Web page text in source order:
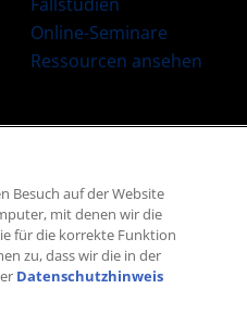
Fallstudien
Online-Seminare
Ressourcen ansehen
Fairer und offener Wettbewerb
© 2026 Advanced Micro Devices, Inc.
Besuch auf der Website
mit denen wir die
für die korrekte Funktion
zu, dass wir die in der
Datenschutzhinweis